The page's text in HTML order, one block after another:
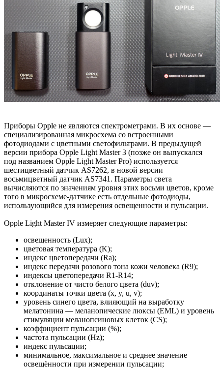
Приборы Opple не являются спектрометрами. В их основе —
специализированная микросхема со встроенными
фотодиодами с цветными светофильтрами. В предыдущей
версии прибора Opple Light Master 3 (позже он выпускался
под названием Opple Light Master Pro) используется
шестицветный датчик AS7262, в новой версии
восьмицветный датчик AS7341. Параметры света
вычисляются по значениям уровня этих восьми цветов, кроме
того в микросхеме-датчике есть отдельные фотодиоды,
использующийся для измерения освещенности и пульсации.
Opple Light Master IV измеряет следующие параметры:
освещенность (Lux);
цветовая температура (K);
индекс цветопередачи (Ra);
индекс передачи розового тона кожи человека (R9);
индексы цветопередачи R1-R14;
отклонение от чисто белого цвета (duv);
координаты точки цвета (x, y, u, v);
уровень синего цвета, влияющий на выработку
мелатонина — меланопические люксы (EML) и уровень
стимуляции меланопсиновых клеток (CS);
коэффициент пульсации (%);
частота пульсации (Hz);
индекс пульсации;
минимальное, максимальное и среднее значение
освещённости при измерении пульсации;